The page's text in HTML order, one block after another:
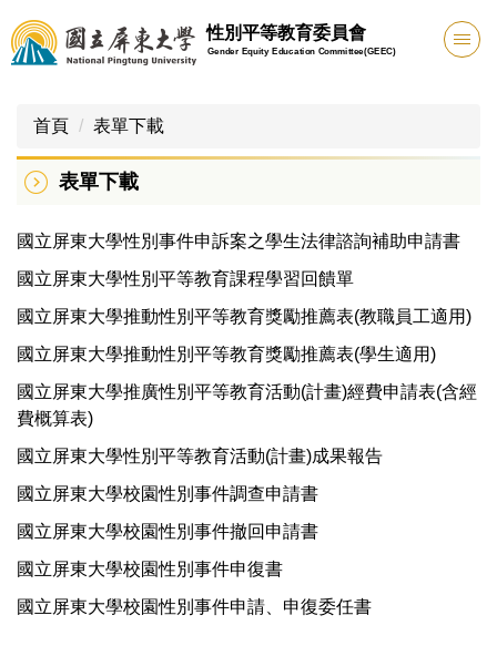
跳
到
主
區
性別平等教育委員會
Gender Equity Education Committee(GEEC)
首頁 表單下載
表單下載
國立屏東大學性別事件申訴案之學生法律諮詢補助申請書
國立屏東大學性別平等教育課程學習回饋單
國立屏東大學推動性別平等教育獎勵推薦表(教職員工適用)
國立屏東大學推動性別平等教育獎勵推薦表(學生適用)
國立屏東大學推廣性別平等教育活動(計畫)經費申請表(含經
費概算表)
國立屏東大學性別平等教育活動(計畫)成果報告
國立屏東大學校園性別事件調查申請書
國立屏東大學校園性別事件撤回申請書
國立屏東大學校園性別事件申復書
國立屏東大學校園性別事件申請、申復委任書